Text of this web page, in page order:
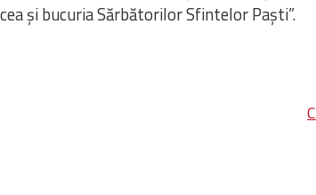
şi bucuria Sărbătorilor Sfintelor Paşti”.